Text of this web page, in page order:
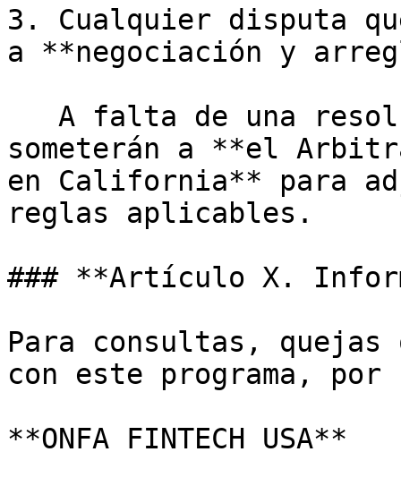
3. Cualquier disputa
a **negociación y
someterán a **el
en California** para
reglas aplicables.
### **Artículo X.
Para consultas,
con este programa,
**ONFA FINTECH USA**